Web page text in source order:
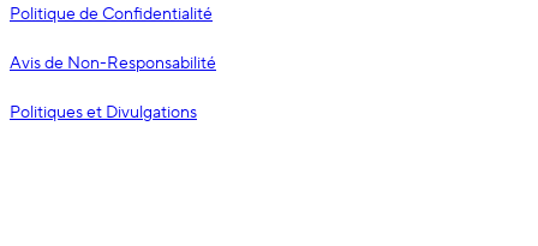
Politique de Confidentialité
Avis de Non-Responsabilité
Politiques et Divulgations